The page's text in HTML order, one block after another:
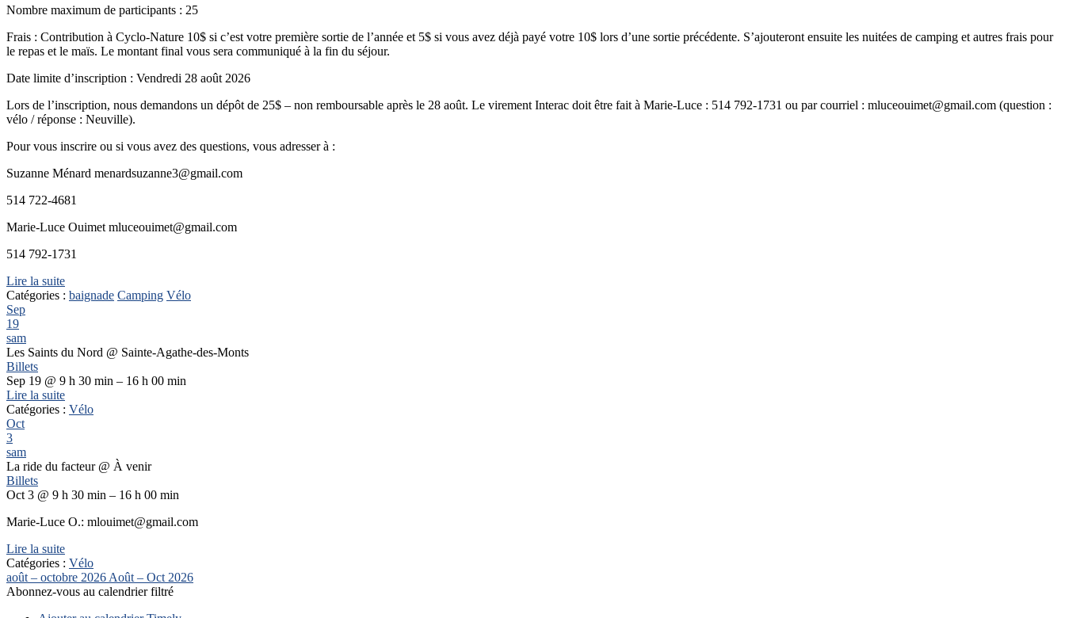
Nombre maximum de participants : 25
Frais : Contribution à Cyclo-Nature 10$ si c’est votre première sortie de l’année et 5$ si vous avez déjà payé votre 10$ lors d’une sortie précédente. S’ajouteront ensuite les nuitées de camping et autres frais pour
le repas et le maïs. Le montant final vous sera communiqué à la fin du séjour.
Date limite d’inscription : Vendredi 28 août 2026
Lors de l’inscription, nous demandons un dépôt de 25$ – non remboursable après le 28 août. Le virement Interac doit être fait à Marie-Luce : 514 792-1731 ou par courriel : mluceouimet@gmail.com (question :
vélo / réponse : Neuville).
Pour vous inscrire ou si vous avez des questions, vous adresser à :
Suzanne Ménard menardsuzanne3@gmail.com
514 722-4681
Marie-Luce Ouimet mluceouimet@gmail.com
514 792-1731
Lire la suite
Catégories : baignade Camping Vélo
Sep
19
sam
Les Saints du Nord @ Sainte-Agathe-des-Monts
Billets
Sep 19 @ 9 h 30 min – 16 h 00 min
Lire la suite
Catégories : Vélo
Oct
3
sam
La ride du facteur @ À venir
Billets
Oct 3 @ 9 h 30 min – 16 h 00 min
Marie-Luce O.: mlouimet@gmail.com
Lire la suite
Catégories : Vélo
août – octobre 2026 Août – Oct 2026
Abonnez-vous au calendrier filtré